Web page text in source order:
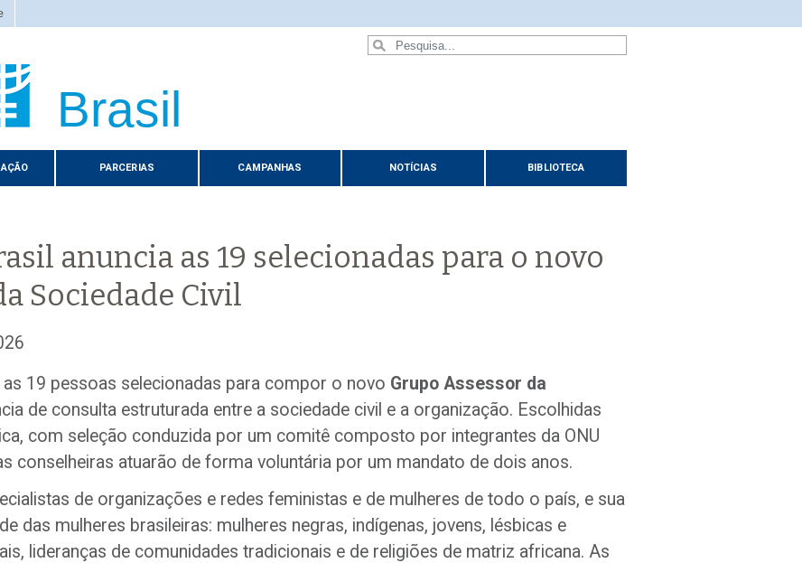
Brasil
PARCERIAS CAMPANHAS NOTÍCIAS BIBLIOTECA
anuncia as 19 selecionadas para o novo
Sociedade Civil
as 19 pessoas selecionadas para compor o novo Grupo Assessor da
de consulta estruturada entre a sociedade civil e a organização. Escolhidas
com seleção conduzida por um comitê composto por integrantes da ONU
conselheiras atuarão de forma voluntária por um mandato de dois anos.
de organizações e redes feministas e de mulheres de todo o país, e sua
das mulheres brasileiras: mulheres negras, indígenas, jovens, lésbicas e
lideranças de comunidades tradicionais e de religiões de matriz africana. As